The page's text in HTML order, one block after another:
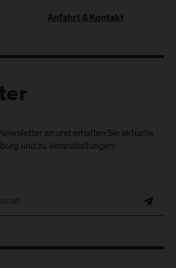
Anfahrt & Kontakt
an und erhalten Sie aktuelle
und zu Veranstaltungen!